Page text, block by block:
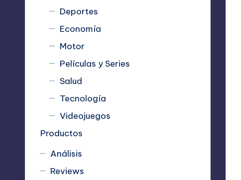
Deportes
Economía
Motor
Películas y Series
Salud
Tecnología
Videojuegos
Productos
Análisis
Reviews